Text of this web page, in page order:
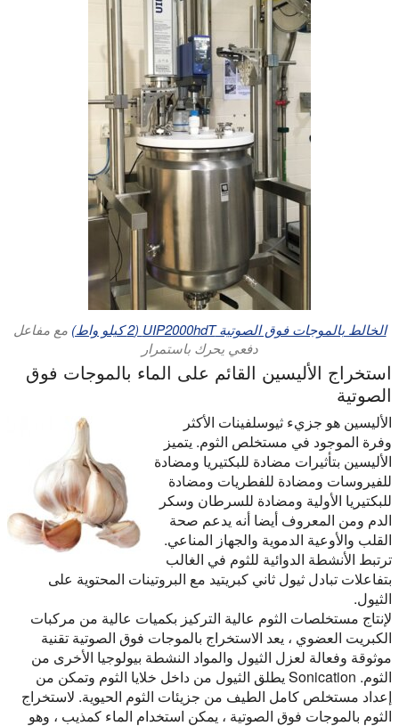
الخالط بالموجات فوق الصوتية UIP2000hdT (2 كيلو واط)
مع مفاعل
دفعي يحرك باستمرار
استخراج الأليسين القائم على الماء بالموجات فوق
الصوتية
الأليسين هو جزيء ثيوسلفينات الأكثر
وفرة الموجود في مستخلص الثوم. يتميز
الأليسين بتأثيرات مضادة للبكتيريا ومضادة
للفيروسات ومضادة للفطريات ومضادة
للبكتيريا الأولية ومضادة للسرطان وسكر
الدم ومن المعروف أيضا أنه يدعم صحة
القلب والأوعية الدموية والجهاز المناعي.
ترتبط الأنشطة الدوائية للثوم في الغالب
بتفاعلات تبادل ثيول ثاني كبريتيد مع البروتينات المحتوية على
الثيول.
لإنتاج مستخلصات الثوم عالية التركيز بكميات عالية من مركبات
الكبريت العضوي ، يعد الاستخراج بالموجات فوق الصوتية تقنية
موثوقة وفعالة لعزل الثيول والمواد النشطة بيولوجيا الأخرى من
الثوم. Sonication يطلق الثيول من داخل خلايا الثوم وتمكن من
إعداد مستخلص كامل الطيف من جزيئات الثوم الحيوية. لاستخراج
الثوم بالموجات فوق الصوتية ، يمكن استخدام الماء كمذيب ، وهو